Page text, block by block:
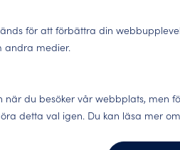
för att förbättra din
andra medier.
du besöker vår webbplats, men
detta val igen. Du kan läsa mer
undersökningar för hela
Lösningar
engagerade
Insights
och datadriven analys.